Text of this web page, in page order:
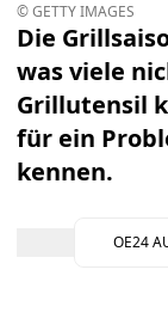
© GETTY IMAGES
Die
was viele
Grillutensil
für ein
kennen.
OE24